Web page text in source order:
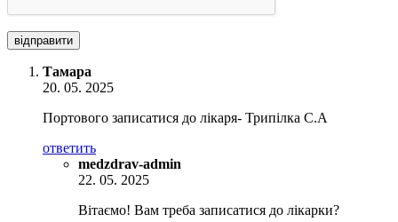
відправити
Тамара
20. 05. 2025
Портового записатися до лікаря- Трипілка С.А
ответить
medzdrav-admin
22. 05. 2025
Вітаємо! Вам треба записатися до лікарки?